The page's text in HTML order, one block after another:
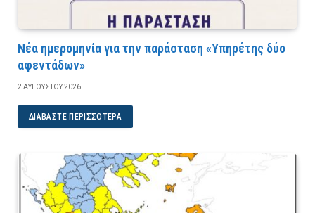
Νέα ημερομηνία για την παράσταση «Υπηρέτης δύο
αφεντάδων»
2 ΑΥΓΟΎΣΤΟΥ 2026
ΔΙΑΒΆΣΤΕ ΠΕΡΙΣΣΌΤΕΡΑ